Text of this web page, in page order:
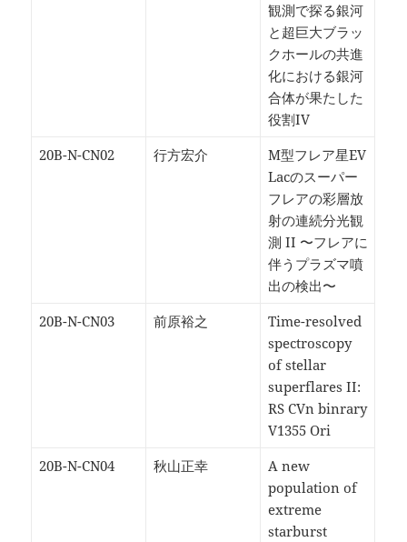
観測で探る銀河
と超巨大ブラッ
クホールの共進
化における銀河
合体が果たした
役割IV
20B-N-CN02
行方宏介
M型フレア星EV
Lacのスーパー
フレアの彩層放
射の連続分光観
測 II 〜フレアに
伴うプラズマ噴
出の検出〜
20B-N-CN03
前原裕之
Time-resolved
spectroscopy
of stellar
superflares II:
RS CVn binrary
V1355 Ori
20B-N-CN04
秋山正幸
A new
population of
extreme
starburst